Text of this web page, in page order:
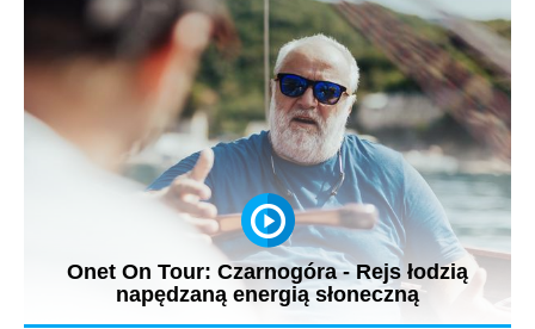
Onet On Tour: Czarnogóra - Rejs łodzią
napędzaną energią słoneczną